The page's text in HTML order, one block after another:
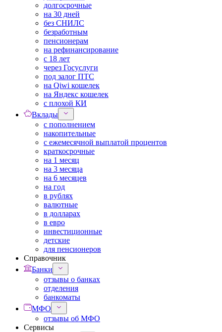
долгосрочные
на 30 дней
без СНИЛС
безработным
пенсионерам
на рефинансирование
с 18 лет
через Госуслуги
под залог ПТС
на Qiwi кошелек
на Яндекс кошелек
с плохой КИ
Вклады
с пополнением
накопительные
с ежемесячной выплатой процентов
краткосрочные
на 1 месяц
на 3 месяца
на 6 месяцев
на год
в рублях
валютные
в долларах
в евро
инвестиционные
детские
для пенсионеров
Справочник
Банки
отзывы о банках
отделения
банкоматы
МФО
отзывы об МФО
Сервисы